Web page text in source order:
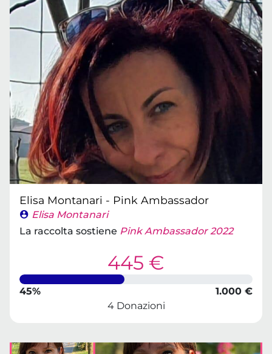
Elisa Montanari - Pink Ambassador
Elisa Montanari
La raccolta sostiene Pink Ambassador 2022
445 €
45%
1.000 €
4 Donazioni